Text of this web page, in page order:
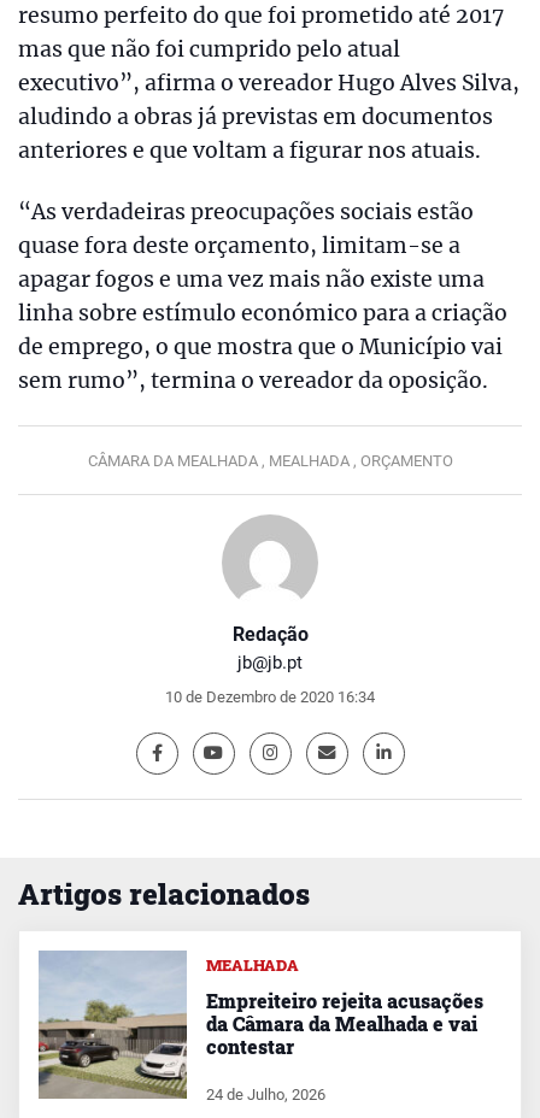
Redação
jb@jb.pt
10 de Dezembro de 2020 16:34
resumo perfeito do que foi prometido até 2017
mas que não foi cumprido pelo atual
executivo”, afirma o vereador Hugo Alves Silva,
aludindo a obras já previstas em documentos
anteriores e que voltam a figurar nos atuais.
“As verdadeiras preocupações sociais estão
quase fora deste orçamento, limitam-se a
apagar fogos e uma vez mais não existe uma
linha sobre estímulo económico para a criação
de emprego, o que mostra que o Município vai
sem rumo”, termina o vereador da oposição.
CÂMARA DA MEALHADA , MEALHADA , ORÇAMENTO
Artigos relacionados
MEALHADA
Empreiteiro rejeita acusações
da Câmara da Mealhada e vai
contestar
24 de Julho, 2026